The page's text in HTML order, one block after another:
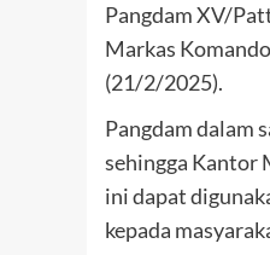
Pangdam XV/
Markas
(21/2/2025).
Pangdam dalam
sehingga Kantor
ini dapat
kepada